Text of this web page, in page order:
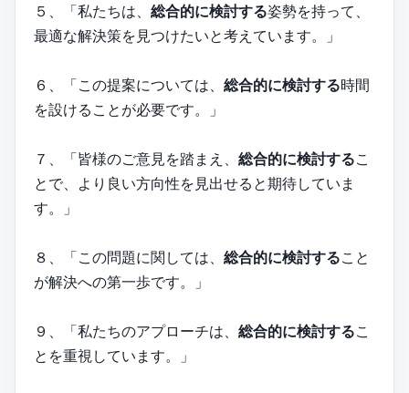
５、「私たちは、 総合的に検討する姿勢を持って、
最適な解決策を見つけたいと考えています。」
６、「この提案については、 総合的に検討する時間
を設けることが必要です。」
７、「皆様のご意見を踏まえ、 総合的に検討するこ
とで、より良い方向性を見出せると期待していま
す。」
８、「この問題に関しては、 総合的に検討すること
が解決への第一歩です。」
９、「私たちのアプローチは、 総合的に検討するこ
とを重視しています。」